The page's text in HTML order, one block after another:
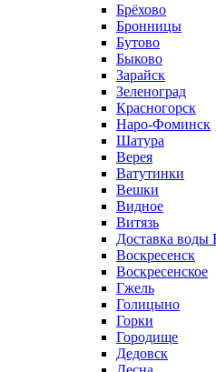
Брёхово
Бронницы
Бутово
Быково
Зарайск
Зеленоград
Красногорск
Наро-Фоминск
Шатура
Верея
Ватутинки
Вешки
Видное
Витязь
Доставка воды
Воскресенск
Воскресенское
Гжель
Голицыно
Горки
Городище
Дедовск